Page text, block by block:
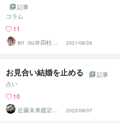
記事
コラム
11
en_ou＠四柱推
命鑑定士＆婚活
コンサル
2021/08/26
お見合い結婚を止める
記事
占い
10
近藤未来鑑定
近藤 光 【移転
済】
2023/08/07